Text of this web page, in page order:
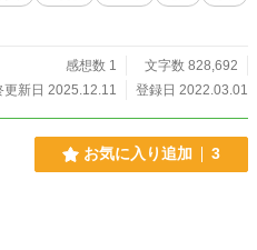
だが、魔法の成績が悪く、《獲物》と
、いつも虐められ、今日も《獲物》を
ために自らも《魔銃士育成学園》の生徒
権利を得る。 だが、編入試験の結果
れのレッテル、《獲物》の称号を得る
ア国を、大陸を、世界を相手に駆け出
感想数 1
文字数 828,692
更新日 2025.12.11
登録日 2022.03.01
お気に入り追加 3